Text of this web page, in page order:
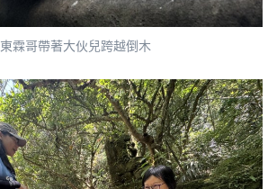
東霖哥帶著大伙兒跨越倒木